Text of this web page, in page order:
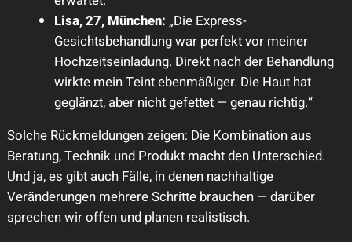
Lisa, 27, München: „Die Express-
Gesichtsbehandlung war perfekt vor meiner
Hochzeitseinladung. Direkt nach der Behandlung
wirkte mein Teint ebenmäßiger. Die Haut hat
geglänzt, aber nicht gefettet — genau richtig.“
Solche Rückmeldungen zeigen: Die Kombination aus
Beratung, Technik und Produkt macht den Unterschied.
Und ja, es gibt auch Fälle, in denen nachhaltige
Veränderungen mehrere Schritte brauchen — darüber
sprechen wir offen und planen realistisch.